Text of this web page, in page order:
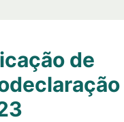
de